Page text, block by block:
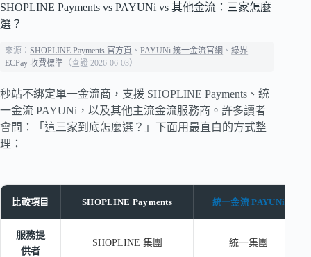
SHOPLINE Payments vs PAYUNi vs 其他金流：三家怎麼
選？
來源：SHOPLINE Payments 官方頁 、PAYUNi 統一金流官網 、綠界
ECPay 收費標準 （查證 2026-06-03）
秒站不綁定單一金流商，支援 SHOPLINE Payments、統
一金流 PAYUNi，以及其他主流金流服務商。許多讀者
會問：「這三家到底怎麼選？」下面用最直白的方式整
理：
比較項目 SHOPLINE Payments 統一金流 PAYUNi
服務提
供者
SHOPLINE 集團 統一集團